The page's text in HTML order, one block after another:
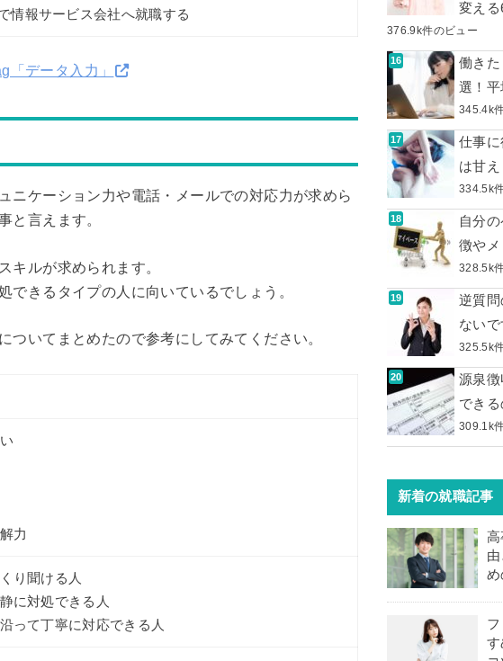
情報サービス会社へ就職する
データ入力」
ニケーション力や電話・メールでの対応力が求めら
と言えます。
キルが求められます。
できるタイプの人に向いているでしょう。
ついてまとめたので参考にしてみてください。
力
り聞ける人
に対処できる人
って丁寧に対応できる人
変え
376.9k件のビュー
働き
選！
345.4k
仕事
は甘え
334.5k
自分
徴や
328.5k
逆質
ない
325.5k
源泉
でき
309.1k
新着の就職記事
高
め
す